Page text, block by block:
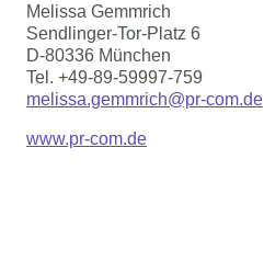
Melissa Gemmrich
Sendlinger-Tor-Platz 6
D-80336 München
Tel. +49-89-59997-759
melissa.gemmrich@pr-com.de
www.pr-com.de